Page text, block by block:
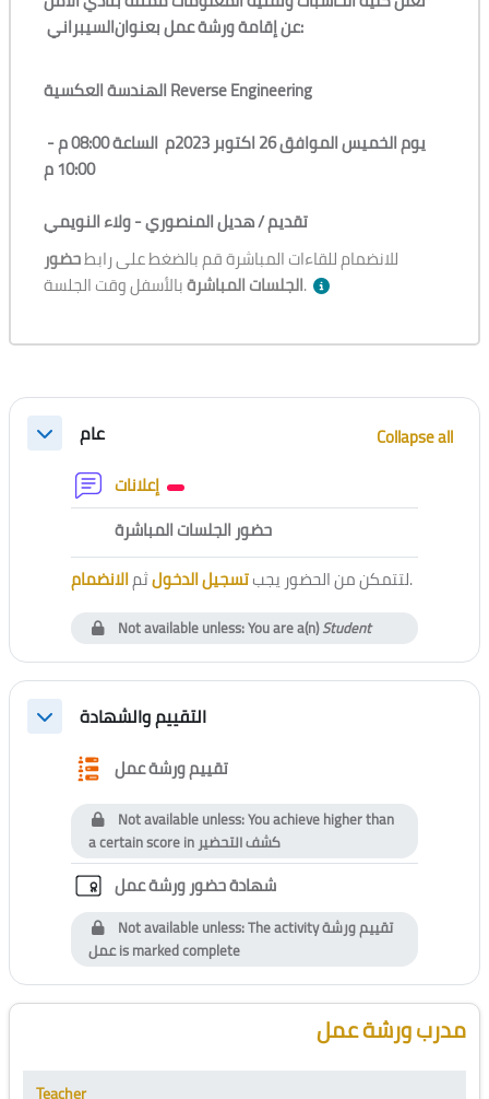
السيبرانيعن إقامة ورشة عمل بعنوان:
الهندسة العكسية Reverse Engineering
10:00 م
تقديم /هديل المنصوري - ولاء النويمي
للانضمام للقاءات المباشرة قم بالضغط على رابطحضور
الجلسات المباشرةبالأسفل وقت الجلسة.
Section outline
Collapseعام
Collapse all
Forum
حضور الجلسات المباشرةExternal tool
لتتمكن من الحضور يجبتسجيل الدخولثمالانضمام .
Not available unless: You are a(n)Student
Collapseالتقييم والشهادة
تقييم ورشة عملQuestionnaire
Not available unless: You achieve higher than
a certain score inكشف التحضير
شهادة حضور ورشة عملCustom certificate
Not available unless: The activityتقييم ورشة
عملis marked complete
Blocks
Skip [Cocoon] Course Instructor مدرب ورشة عمل